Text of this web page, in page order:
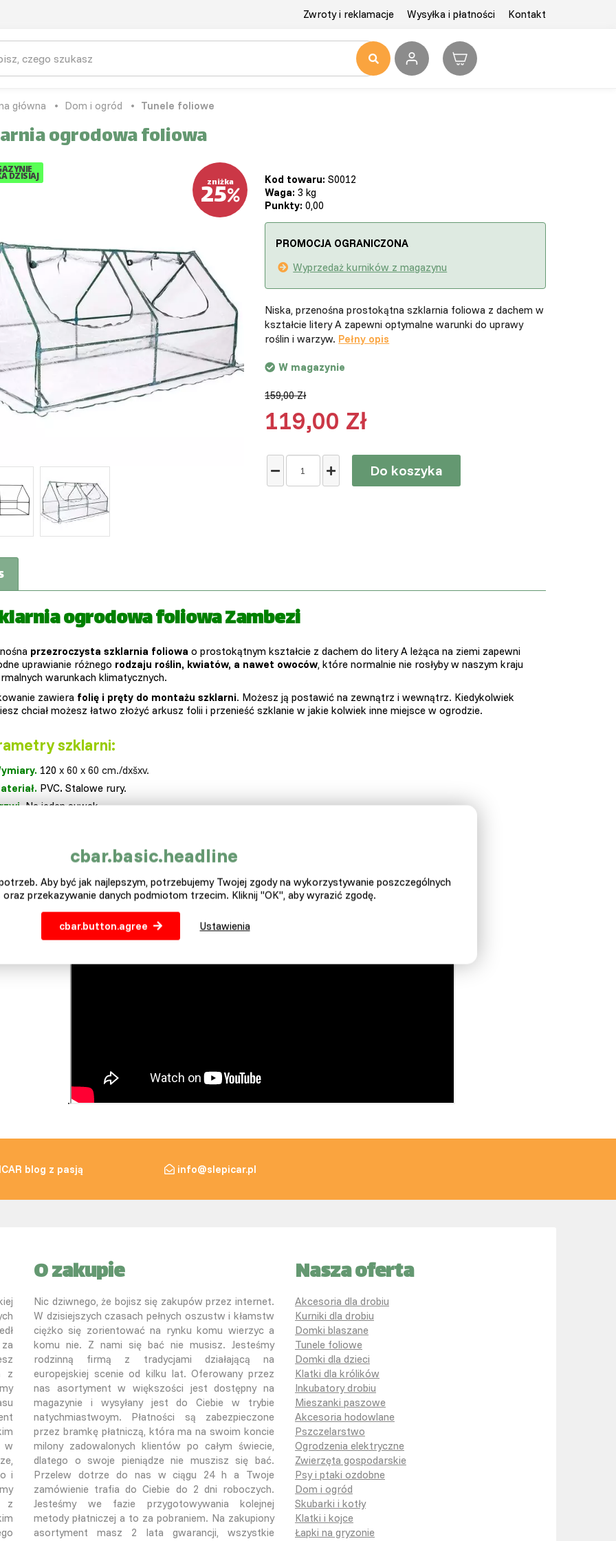
Zwroty i reklamacje Wysyłka i płatności Kontakt
główna Dom i ogród Tunele foliowe
ogrodowa foliowa
zniżka
25
DZISIAJ Kod towaru: S0012
Waga: 3 kg
Punkty: 0,00
PROMOCJA OGRANICZONA
Wyprzedaż kurników z magazynu
Niska, przenośna prostokątna szklarnia foliowa z dachem w
kształcie litery A zapewni optymalne warunki do uprawy
roślin i warzyw. Pełny opis
W magazynie
159,00 Zł
119,00 Zł
Do koszyka
ogrodowa foliowa Zambezi
przezroczysta szklarnia foliowa o prostokątnym kształcie z dachem do litery A leżąca na ziemi zapewni
uprawianie różnego rodzaju roślin, kwiatów, a nawet owoców, które normalnie nie rosłyby w naszym kraju
warunkach klimatycznych.
zawiera folię i pręty do montażu szklarni. Możesz ją postawić na zewnątrz i wewnątrz. Kiedykolwiek
chciał możesz łatwo złożyć arkusz folii i przenieść szklanie w jakie kolwiek inne miejsce w ogrodzie.
szklarni:
120 x 60 x 60 cm./dxšxv.
PVC. Stalowe rury.
Na jeden suwak.
Zielona, przezroczysta.
rurki.16 mm.
.
blog z pasją info@slepicar.pl
z
w
i
z
O zakupie
Nic dziwnego, że bojisz się zakupów przez internet.
W dzisiejszych czasach pełnych oszustw i kłamstw
ciężko się zorientować na rynku komu wierzyc a
komu nie. Z nami się bać nie musisz. Jesteśmy
rodzinną firmą z tradycjami działającą na
europejskiej scenie od kilku lat. Oferowany przez
nas asortyment w większości jest dostępny na
magazynie i wysyłany jest do Ciebie w trybie
natychmiastwoym. Płatności są zabezpieczone
przez bramkę płatniczą, która ma na swoim koncie
milony zadowalonych klientów po całym świecie,
dlatego o swoje pieniądze nie muszisz się bać.
Przelew dotrze do nas w ciągu 24 h a Twoje
zamówienie trafia do Ciebie do 2 dni roboczych.
Jesteśmy we fazie przygotowywania kolejnej
metody płatniczej a to za pobraniem. Na zakupiony
asortyment masz 2 lata gwarancji, wszystkie
Nasza oferta
Akcesoria dla drobiu
Kurniki dla drobiu
Domki blaszane
Tunele foliowe
Domki dla dzieci
Klatki dla królików
Inkubatory drobiu
Mieszanki paszowe
Akcesoria hodowlane
Pszczelarstwo
Ogrodzenia elektryczne
Zwierzęta gospodarskie
Psy i ptaki ozdobne
Dom i ogród
Skubarki i kotły
Klatki i kojce
Łapki na gryzonie
cbar.basic.headline
Aby być jak najlepszym, potrzebujemy Twojej zgody na wykorzystywanie poszczególnych
przekazywanie danych podmiotom trzecim. Kliknij "OK", aby wyrazić zgodę.
cbar.button.agree Ustawienia